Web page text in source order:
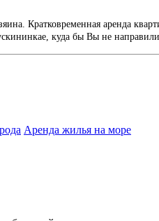
Кратковременная аренда
куда бы Вы не
Аренда жилья на море